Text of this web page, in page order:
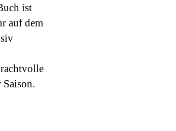
ist
auf dem